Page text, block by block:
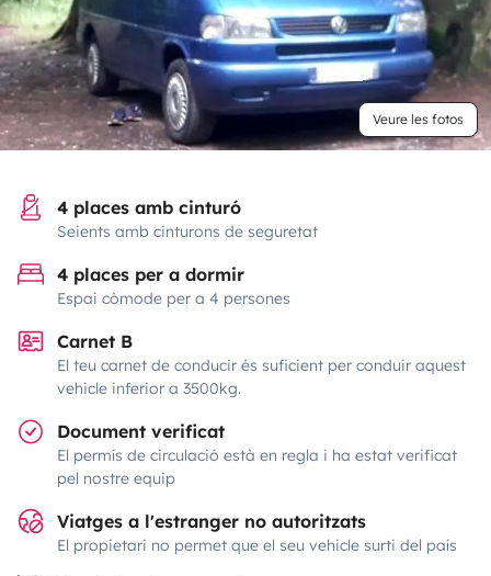
Veure les fotos
4 places amb cinturó
Seients amb cinturons de seguretat
4 places per a dormir
Espai còmode per a 4 persones
Carnet B
El teu carnet de conducir és suficient per conduir aquest
vehicle inferior a 3500kg.
Document verificat
El permís de circulació està en regla i ha estat verificat
pel nostre equip
Viatges a l'estranger no autoritzats
El propietari no permet que el seu vehicle surti del país